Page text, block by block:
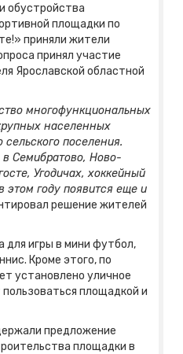
обустройства
площадки по
приняли жители
принял участие
Ярославской областной
многофункциональных
населенных
сельского поселения.
в Семибратово, Ново-
Угодичах, хоккейный
этом году появится еще и
решение жителей
для игры в мини футбол,
Кроме этого, по
установлено уличное
площадкой и
предложение
площадки в